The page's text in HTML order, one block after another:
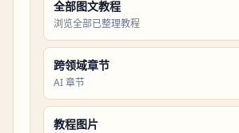
全部图文教程
浏览全部已整理教程
跨领域章节
AI 章节
教程图片